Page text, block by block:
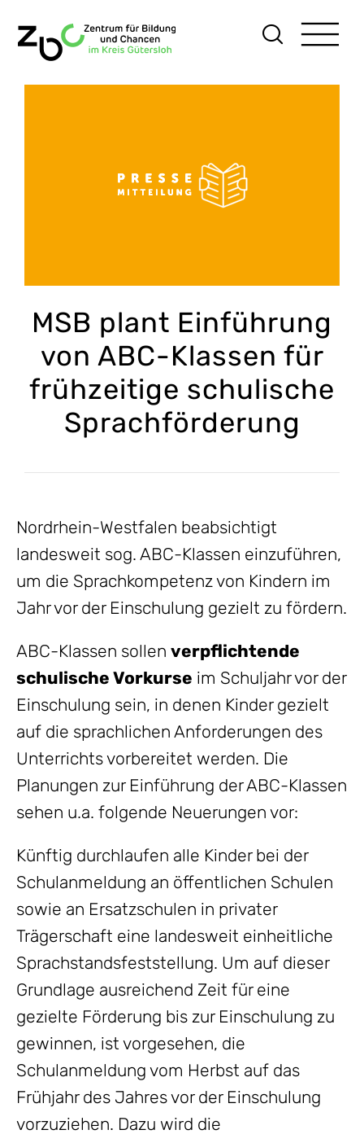
content
MSB plant Einführung
von ABC-Klassen für
frühzeitige schulische
Sprachförderung
Nordrhein-Westfalen beabsichtigt
landesweit sog. ABC-Klassen einzuführen,
um die Sprachkompetenz von Kindern im
Jahr vor der Einschulung gezielt zu fördern.
ABC-Klassen sollen verpflichtende
schulische Vorkurse im Schuljahr vor der
Einschulung sein, in denen Kinder gezielt
auf die sprachlichen Anforderungen des
Unterrichts vorbereitet werden. Die
Planungen zur Einführung der ABC-Klassen
sehen u.a. folgende Neuerungen vor:
Künftig durchlaufen alle Kinder bei der
Schulanmeldung an öffentlichen Schulen
sowie an Ersatzschulen in privater
Trägerschaft eine landesweit einheitliche
Sprachstandsfeststellung. Um auf dieser
Grundlage ausreichend Zeit für eine
gezielte Förderung bis zur Einschulung zu
gewinnen, ist vorgesehen, die
Schulanmeldung vom Herbst auf das
Frühjahr des Jahres vor der Einschulung
vorzuziehen. Dazu wird die